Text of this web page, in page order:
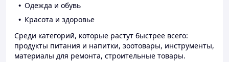
Одежда и обувь
Красота и здоровье
Среди категорий, которые растут быстрее всего:
продукты питания и напитки, зоотовары, инструменты,
материалы для ремонта, строительные товары.